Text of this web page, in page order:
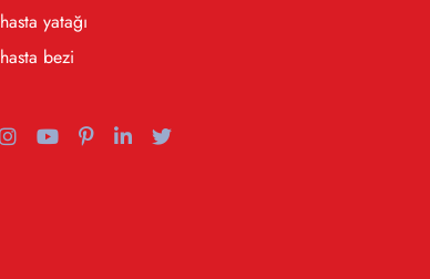
hasta yatağı
hasta bezi